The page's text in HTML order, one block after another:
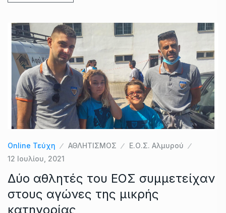
Online Τεύχη ΑΘΛΗΤΙΣΜΟΣ
Ε.Ο.Σ. Αλμυρού
12 Ιουλίου, 2021
Δύο αθλητές του ΕΟΣ συμμετείχαν
στους αγώνες της μικρής
κατηγορίας